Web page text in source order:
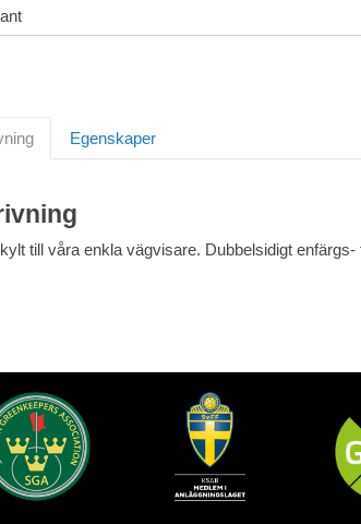
Egenskaper
till våra enkla vägvisare. Dubbelsidigt